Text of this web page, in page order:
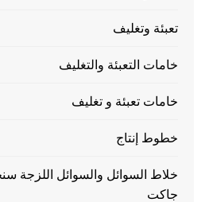
تعبئة وتغليف
خامات التعبئة والتغليف
خامات تعبئة و تغليف
خطوط إنتاج
خلاط السوائل والسوائل اللزجة
جاكت